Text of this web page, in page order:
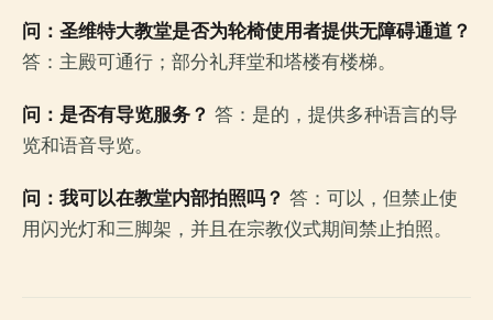
问：圣维特大教堂是否为轮椅使用者提供无障碍通道？
答：主殿可通行；部分礼拜堂和塔楼有楼梯。
问：是否有导览服务？ 答：是的，提供多种语言的导
览和语音导览。
问：我可以在教堂内部拍照吗？ 答：可以，但禁止使
用闪光灯和三脚架，并且在宗教仪式期间禁止拍照。